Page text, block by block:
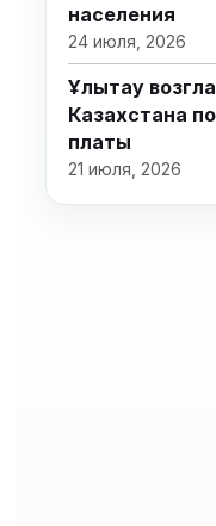
населения
24 июля, 2026
Ұлытау
Казахстана
платы
21 июля, 2026